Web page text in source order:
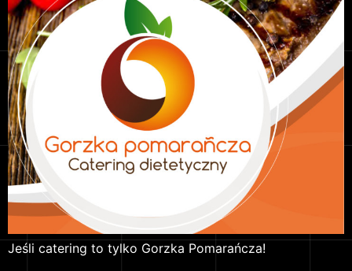
Jeśli catering to tylko Gorzka Pomarańcza!